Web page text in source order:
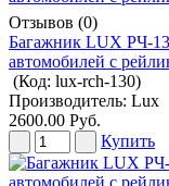
Отзывов (0)
Багажник LUX РЧ-
автомобилей с
(Код: lux-rch-130)
Производитель: Lux
2600.00 Руб.
Купить